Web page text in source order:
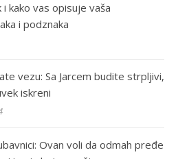
kako vas opisuje vaša
i podznaka
vezu: Sa Jarcem budite strpljivi,
iskreni
Ovan voli da odmah pređe